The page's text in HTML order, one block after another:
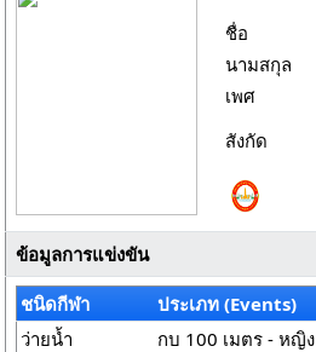
ชื่อ
นามสกุล
เพศ
สังกัด
ข้อมูลการแข่งขัน
ชนิดกีฬา
ประเภท (Events)
ว่ายน้ำ
กบ 100 เมตร - หญิง